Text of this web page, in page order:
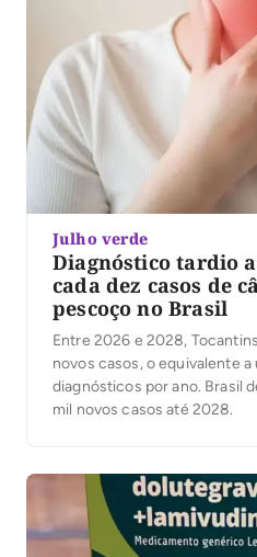
Julho verde
Diagnóstico tardio
cada dez casos de
pescoço no Brasil
Entre 2026 e 2028,
novos casos, o equivalente a
diagnósticos por ano. Brasil
mil novos casos até 2028.